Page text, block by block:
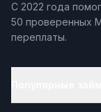
С 2022 года
50 проверенных
переплаты.